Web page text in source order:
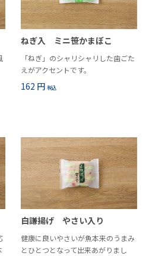
ねぎ入 ミニ笹かまぼこ
「ねぎ」のシャリシャリした歯ごた
えがアクセントです。
162 円 税込
白謙揚げ やさい入り
健康に良いやさいが魚本来のうまみ
とひとつとなって出来あがりまし